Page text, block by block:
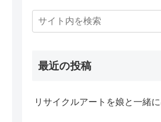
最近の投稿
リサイクルアートを娘と一緒